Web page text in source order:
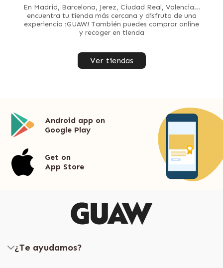
En Madrid, Barcelona, Jerez, Ciudad Real, Valencia...
encuentra tu tienda más cercana y disfruta de una
experiencia ¡GUAW! También puedes comprar online
y recoger en tienda
Ver tiendas
Android app on
Google Play
Get on
App Store
¿Te ayudamos?